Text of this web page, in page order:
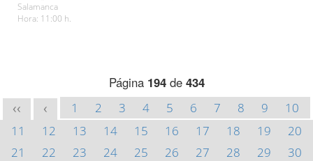
Salamanca
Hora: 11:00 h.
Página 194de 434
<< < 1 2 3 4 5 6 7 8 9
10
11
12 13 14 15 16 17 18 19
20
21
22 23 24 25 26 27 28 29
30